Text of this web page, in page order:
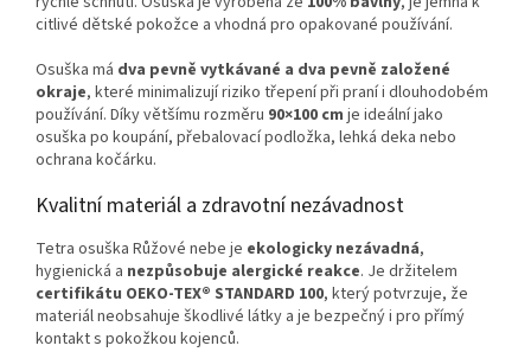
citlivé dětské pokožce a vhodná pro opakované používání.
Osuška má dva pevně vytkávané a dva pevně založené
okraje, které minimalizují riziko třepení při praní i dlouhodobém
používání. Díky většímu rozměru 90×100 cm je ideální jako
osuška po koupání, přebalovací podložka, lehká deka nebo
ochrana kočárku.
Kvalitní materiál a zdravotní nezávadnost
Tetra osuška Růžové nebe je ekologicky nezávadná,
hygienická a nezpůsobuje alergické reakce. Je držitelem
certifikátu OEKO‑TEX® STANDARD 100, který potvrzuje, že
materiál neobsahuje škodlivé látky a je bezpečný i pro přímý
kontakt s pokožkou kojenců.